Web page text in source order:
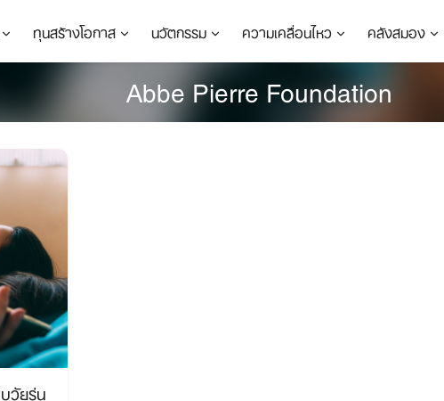
ทุนสร้างโอกาส นวัตกรรม ความเคลื่อนไหว คลังสมอง
Abbe Pierre Foundation
วัยรุ่น